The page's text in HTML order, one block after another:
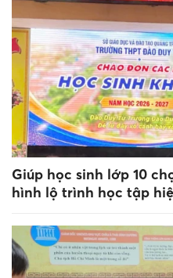
Giúp học sinh lớp 10
hình lộ trình học tập